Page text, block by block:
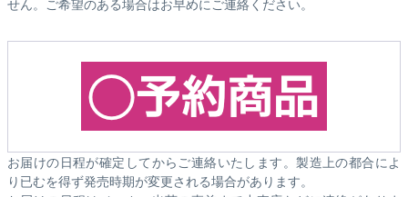
お届けの日程が確定してからご連絡いたします。製造上の都合によ
り已むを得ず発売時期が変更される場合があります。